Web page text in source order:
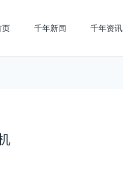
页 千年新闻 千年资讯